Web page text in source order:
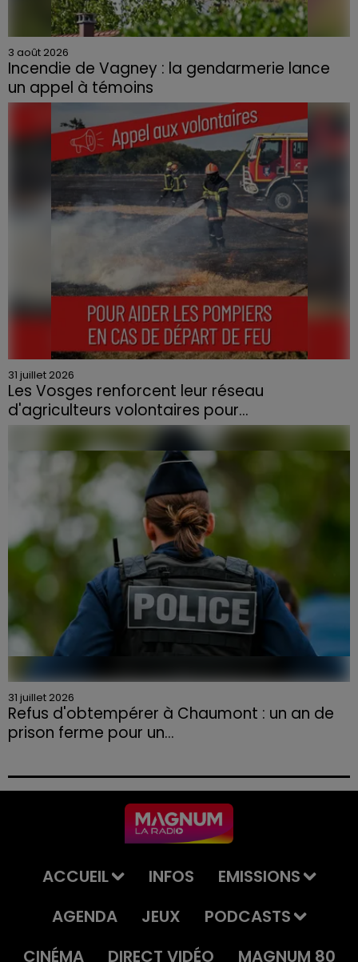
3 août 2026
Incendie de Vagney : la gendarmerie lance
un appel à témoins
Le feu, parti d'une haie avant de se propager au
quartier résidentiel, avait détruit deux habitations et
contraint à l'évacuation d'une centaine de personnes.
31 juillet 2026
Les Vosges renforcent leur réseau
d'agriculteurs volontaires pour...
Face à la sécheresse et aux risques de départs de feu,
la Chambre d'agriculture des Vosges a lancé un appel
aux agriculteurs volontaires pour venir en aide...
31 juillet 2026
Refus d'obtempérer à Chaumont : un an de
prison ferme pour un...
permis et la confiscation de son véhicule.
ACCUEIL INFOS
EMISSIONS
AGENDA
JEUX
PODCASTS
CINÉMA
DIRECT VIDÉO MAGNUM 80